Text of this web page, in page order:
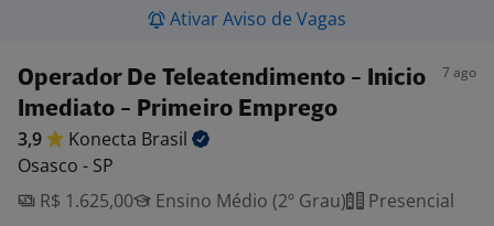
Ativar Aviso de Vagas
Operador De Teleatendimento - Inicio
Imediato - Primeiro Emprego
7 ago
3,9 Konecta Brasil
Osasco - SP
R$ 1.625,00
Ensino Médio (2º Grau)
Presencial